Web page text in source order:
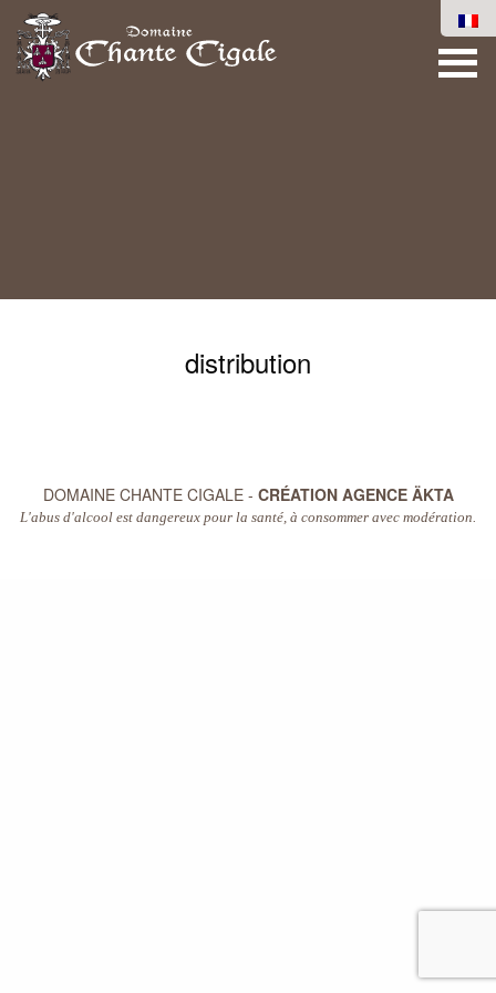
distribution
DOMAINE CHANTE CIGALE - CRÉATION AGENCE ÄKTA
L'abus d'alcool est dangereux pour la santé, à consommer avec modération.